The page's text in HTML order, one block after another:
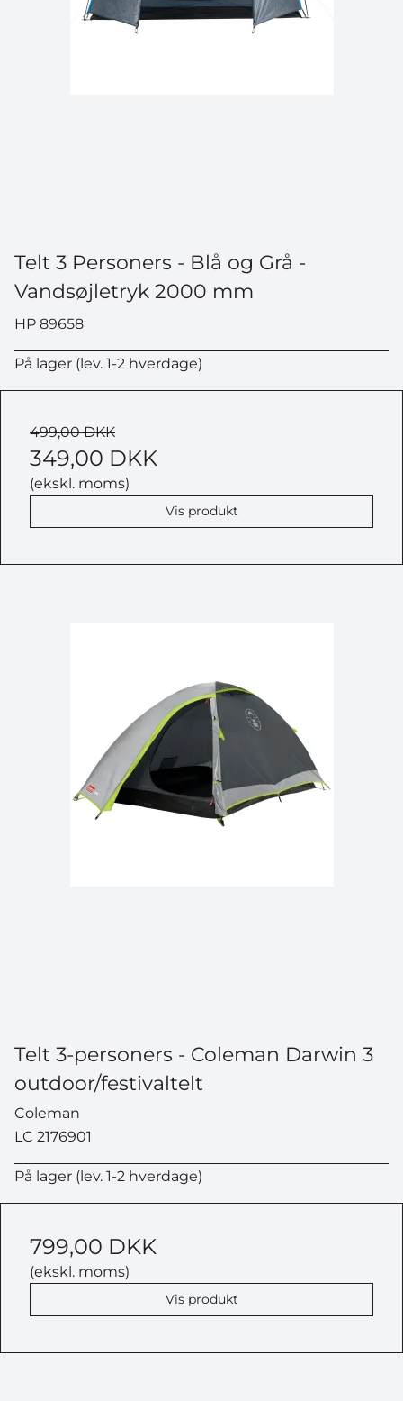
Telt 3 Personers - Blå og Grå -
Vandsøjletryk 2000 mm
HP 89658
På lager (lev. 1-2 hverdage)
499,00 DKK
349,00 DKK
(ekskl. moms)
Vis produkt
Telt 3-personers - Coleman Darwin 3
outdoor/festivaltelt
Coleman
LC 2176901
På lager (lev. 1-2 hverdage)
799,00 DKK
(ekskl. moms)
Vis produkt